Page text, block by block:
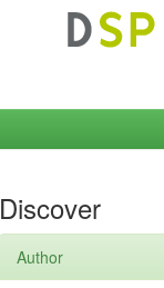
Discover
Author